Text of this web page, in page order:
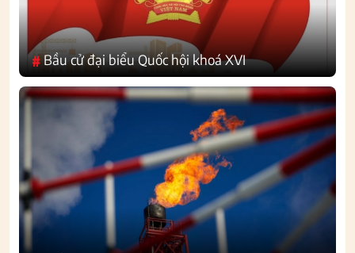
#Bầu cử đại biểu Quốc hội khoá XVI